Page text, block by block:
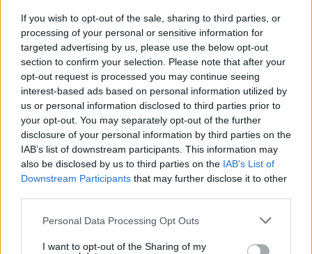
If you wish to opt-out of the sale, sharing to third parties, or
processing of your personal or sensitive information for
targeted advertising by us, please use the below opt-out
section to confirm your selection. Please note that after your
opt-out request is processed you may continue seeing
interest-based ads based on personal information utilized by
us or personal information disclosed to third parties prior to
your opt-out. You may separately opt-out of the further
disclosure of your personal information by third parties on the
IAB’s list of downstream participants. This information may
also be disclosed by us to third parties on the IAB’s List of
Downstream Participants that may further disclose it to other
Personal Data Processing Opt Outs
I want to opt-out of the Sharing of my
Europeisk el-bil-kabal skal løses fra en
garasje på Romsås